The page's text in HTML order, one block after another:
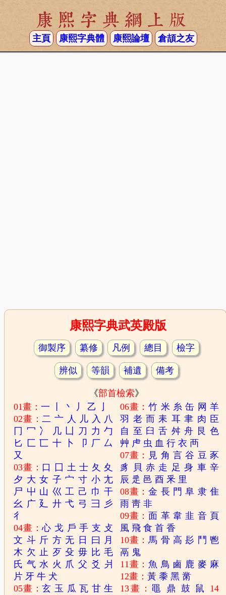
康熙字典網上版
主頁 康熙字典體 康熙論壇 倉頡之友
康熙字典武英殿版
御製序 纂修 凡例 總目 檢字
辨似 等韻 補遺 備考
《部首檢索》
01畫：一 丶 丿 乙
02畫：二 亠 人 儿 入 八
冂 冖 冫 几 凵 刀 力 勹
匕 匚 匸 十 卜 卩 厂 厶
又
03畫： 口 囗 土 士 夂 夊
夕 大 女 子 宀 寸 小 尢
尸 屮 山 巛 工 己 巾 干
幺 广 廴 廾 弋 弓 彐
彡
彳
04畫：心 戈 戶 手 支 攴
文 斗 斤 方 无 日 曰 月
木 欠 止 歹 殳 毋 比 毛
氏 气 水 火 爪 父 爻 爿
片 牙 牛 犬
05畫：玄 玉 瓜 瓦 甘 生
06畫：竹 米 糸 缶 网 羊
羽 老 而 耒 耳 聿 肉 臣
自 至 臼 舌 舛 舟 艮 色
艸 虍 虫 血 行 衣 襾
07畫： 見 角 言 谷 豆 豕
豸
貝 赤 走 足 身 車 辛
辰 辵 邑 酉 釆 里
08畫：金 長 門 阜 隶 隹
雨 靑 非
09畫： 面 革 韋 韭 音 頁
風 飛 食 首 香
10畫：馬 骨 高 髟 鬥 鬯
鬲 鬼
11畫：魚 鳥 鹵 鹿 麥 麻
12畫：黃 黍 黑 黹
13畫： 黽 鼎 鼓 鼠
14